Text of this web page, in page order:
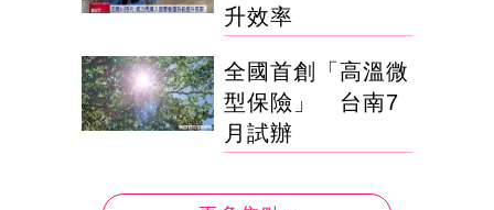
升效率
全國首創「高溫微
型保險」 台南7
月試辦